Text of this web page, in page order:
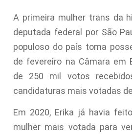
A primeira mulher trans da
deputada federal por São
populoso do país toma
de fevereiro na Câmara em
de 250 mil votos
candidaturas mais votadas de
Em 2020, Erika já havia
mulher mais votada para